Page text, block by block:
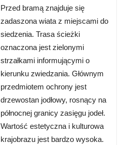
Przed bramą znajduje się
zadaszona wiata z miejscami do
siedzenia. Trasa ścieżki
oznaczona jest zielonymi
strzałkami informującymi o
kierunku zwiedzania. Głównym
przedmiotem ochrony jest
drzewostan jodłowy, rosnący na
północnej granicy zasięgu jodeł.
Wartość estetyczna i kulturowa
krajobrazu jest bardzo wysoka.